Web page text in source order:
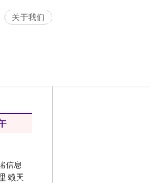
关于我们
信息
赖天